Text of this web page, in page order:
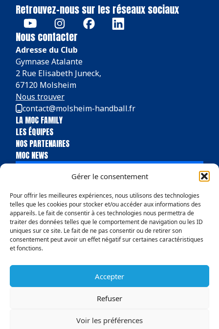
Gérer le consentement
Pour offrir les meilleures expériences, nous utilisons des technologies
telles que les cookies pour stocker et/ou accéder aux informations des
appareils. Le fait de consentir à ces technologies nous permettra de
traiter des données telles que le comportement de navigation ou les ID
uniques sur ce site. Le fait de ne pas consentir ou de retirer son
consentement peut avoir un effet négatif sur certaines caractéristiques
et fonctions.
Accepter
Refuser
Voir les préférences
Retrouvez-nous sur les réseaux sociaux
Nous contacter
Adresse du Club
Gymnase Atalante
2 Rue Elisabeth Juneck,
67120 Molsheim
Nous trouver
contact@molsheim-handball.fr
LA MOC FAMILY
LES ÉQUIPES
NOS PARTENAIRES
MOC NEWS
BILLETTERIE
BOUTIQUE
Politique de confidentialitéConditions Générales de vente
Mentions légales
Politique en matière de remboursements et de retours
© Copyright 2025 MOC Handball Molsheim